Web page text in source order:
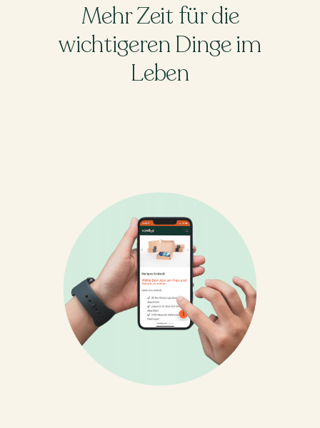
Mehr Zeit für die
wichtigeren Dinge im
Leben